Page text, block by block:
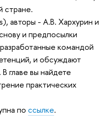
стране.
авторы - А.В. Хархурин и
и предпосылки
командой
и обсуждают
главе вы найдете
практических
по ссылке.